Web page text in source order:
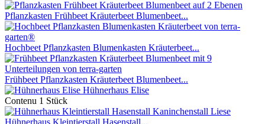
Pflanzkasten Frühbeet Kräuterbeet Blumenbeet...
Hochbeet Pflanzkasten Blumenkasten Kräuterbeet...
Frühbeet Pflanzkasten Kräuterbeet Blumenbeet...
Hühnerhaus Elise
Contenu 1 Stück
Hühnerhaus Kleintierstall Hasenstall...